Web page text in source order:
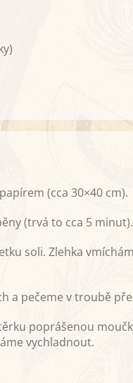
(cca 30×40 cm).
(trvá to cca 5 minut).
soli. Zlehka
a pečeme v troubě
poprášenou
vychladnout.